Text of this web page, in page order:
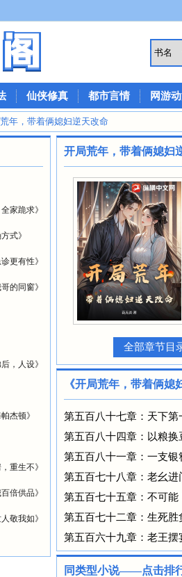
仙侠修真 都市言情 网游
年，带着俩媳妇逆天改命
家跪求》
式》
更有性》
的同窗》
，人设》
杰顿》
重生不》
倍供品》
敬我如》
开局荒年，带着俩媳妇
全部章节目
《开局荒年，带着俩
第五百八十七章：天下第
第五百八十四章：以粮换
第五百八十一章：一支银
第五百七十八章：老幺进
第五百七十五章：不可能
第五百七十二章：生死胜
第五百六十九章：老王摆
同类型小说——点击排